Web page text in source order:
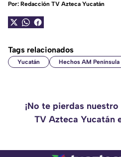
Por: Redacción TV Azteca Yucatán
Tags relacionados
Yucatán Hechos AM Península
¡No te pierdas
TV Azteca Yucatán